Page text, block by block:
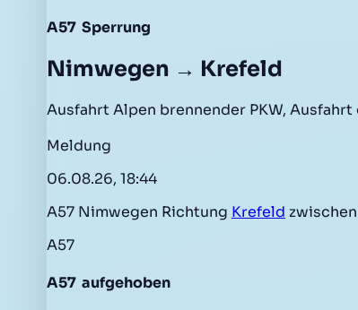
A57 Sperrung
Nimwegen → Krefeld
Ausfahrt Alpen brennender PKW,
Meldung
06.08.26, 18:44
A57 Nimwegen Richtung Krefeld zwischen
A57
A57 aufgehoben